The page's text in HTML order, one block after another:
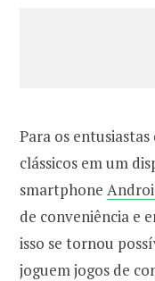
Para os
clássicos em um
smartphone
de conveniência e
isso se tornou
joguem jogos de